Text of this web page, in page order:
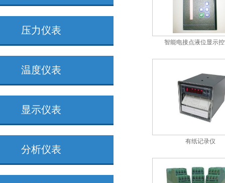
压力仪表
温度仪表
显示仪表
分析仪表
智能电接点液位显示
有纸记录仪